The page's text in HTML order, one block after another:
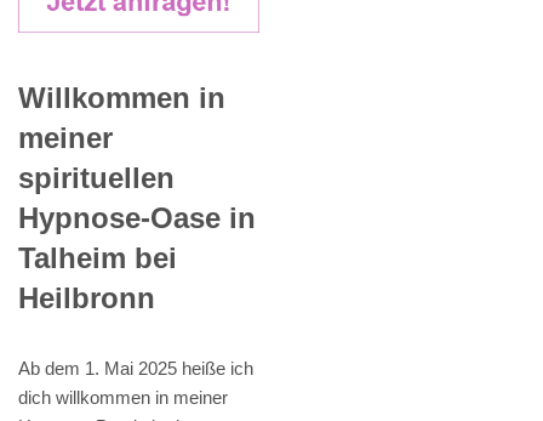
Willkommen in
meiner
spirituellen
Hypnose-Oase in
Talheim bei
Heilbronn
Ab dem 1. Mai 2025 heiße ich
dich willkommen in meiner